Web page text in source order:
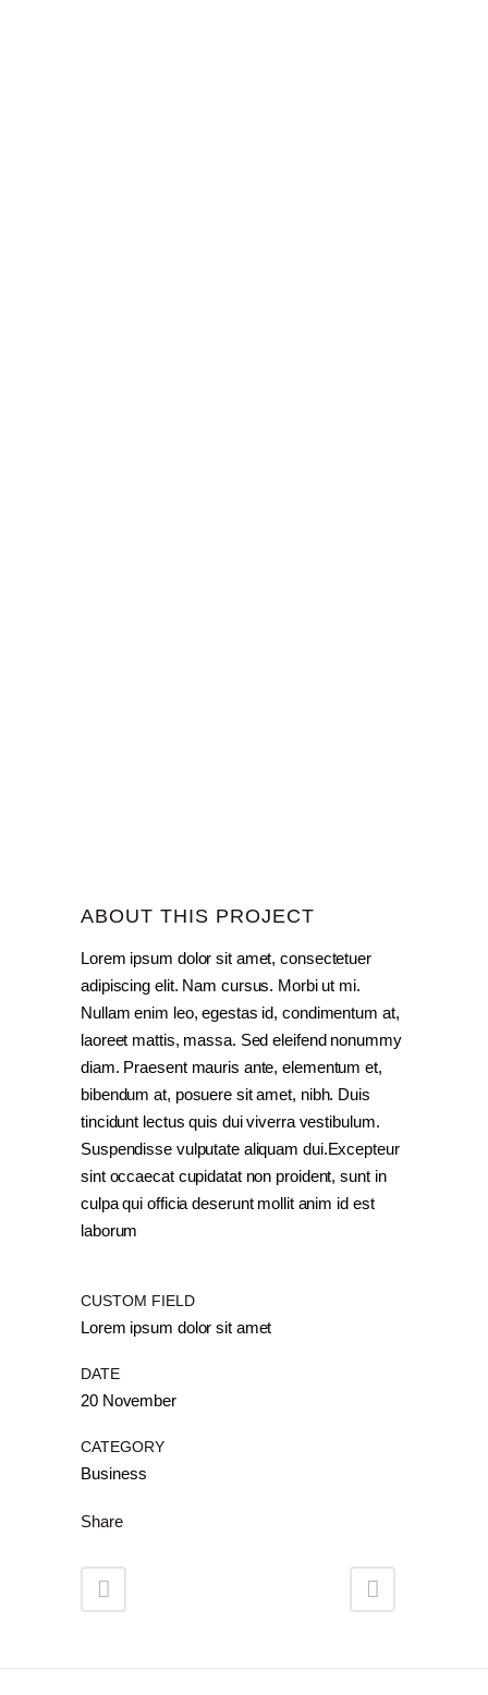
ABOUT THIS PROJECT
Lorem ipsum dolor sit amet, consectetuer
adipiscing elit. Nam cursus. Morbi ut mi.
Nullam enim leo, egestas id, condimentum at,
laoreet mattis, massa. Sed eleifend nonummy
diam. Praesent mauris ante, elementum et,
bibendum at, posuere sit amet, nibh. Duis
tincidunt lectus quis dui viverra vestibulum.
Suspendisse vulputate aliquam dui.Excepteur
sint occaecat cupidatat non proident, sunt in
culpa qui officia deserunt mollit anim id est
laborum
CUSTOM FIELD
Lorem ipsum dolor sit amet
DATE
20 November
CATEGORY
Business
Share